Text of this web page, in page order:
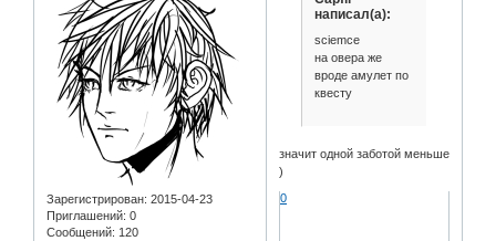
Зарегистрирован: 2015-04-23
Приглашений: 0
Сообщений: 120
написал(а):
sciemce
на овера же
вроде амулет по
квесту
значит одной заботой меньше
)
0